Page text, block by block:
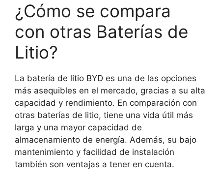
¿Cómo se compara
con otras Baterías de
Litio?
La batería de litio BYD es una de las opciones
más asequibles en el mercado, gracias a su alta
capacidad y rendimiento. En comparación con
otras baterías de litio, tiene una vida útil más
larga y una mayor capacidad de
almacenamiento de energía. Además, su bajo
mantenimiento y facilidad de instalación
también son ventajas a tener en cuenta.